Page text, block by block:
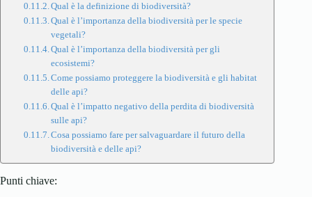
Qual è la definizione di biodiversità?
Qual è l’importanza della biodiversità per le specie
vegetali?
Qual è l’importanza della biodiversità per gli
ecosistemi?
Come possiamo proteggere la biodiversità e gli habitat
delle api?
Qual è l’impatto negativo della perdita di biodiversità
sulle api?
Cosa possiamo fare per salvaguardare il futuro della
biodiversità e delle api?
Punti chiave: